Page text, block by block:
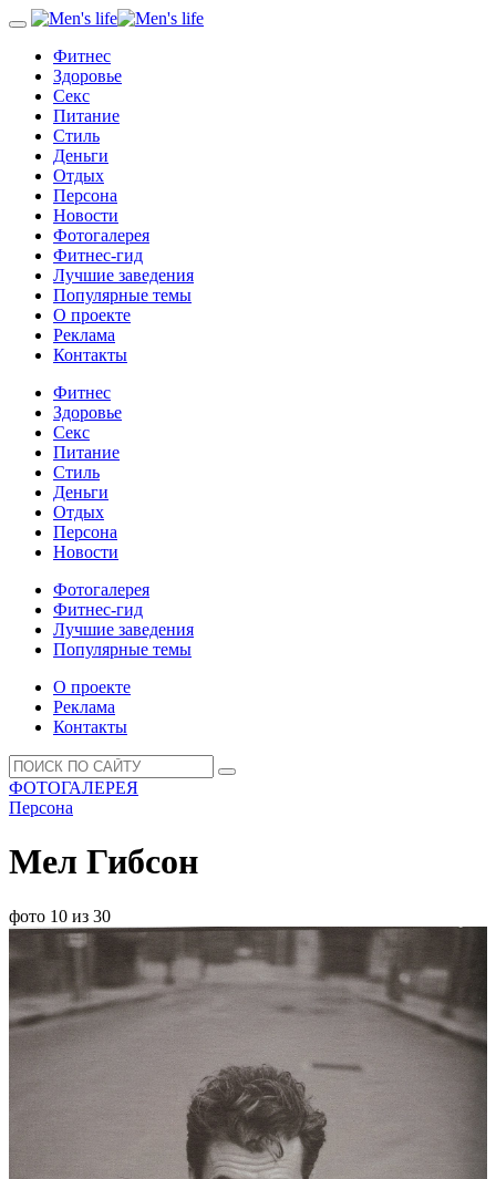
Фитнес
Здоровье
Секс
Питание
Стиль
Деньги
Отдых
Персона
Новости
Фотогалерея
Фитнес-гид
Лучшие заведения
Популярные темы
О проекте
Реклама
Контакты
Фитнес
Здоровье
Секс
Питание
Стиль
Деньги
Отдых
Персона
Новости
Фотогалерея
Фитнес-гид
Лучшие заведения
Популярные темы
О проекте
Реклама
Контакты
ФОТОГАЛЕРЕЯ
Персона
Мел Гибсон
фото 10 из 30